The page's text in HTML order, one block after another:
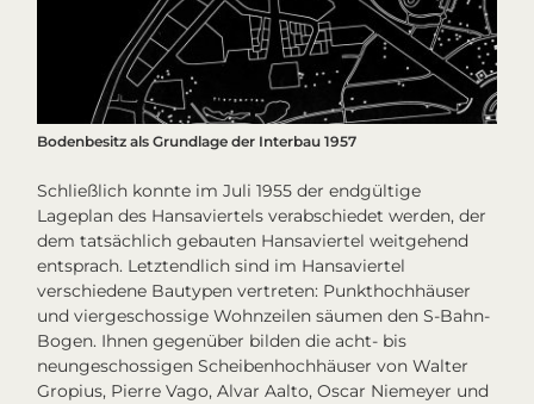
Bodenbesitz als Grundlage der Interbau 1957
Schließlich konnte im Juli 1955 der endgültige
Lageplan des Hansaviertels verabschiedet werden, der
dem tatsächlich gebauten Hansaviertel weitgehend
entsprach. Letztendlich sind im Hansaviertel
verschiedene Bautypen vertreten: Punkthochhäuser
und viergeschossige Wohnzeilen säumen den S-Bahn-
Bogen. Ihnen gegenüber bilden die acht- bis
neungeschossigen Scheibenhochhäuser von Walter
Gropius, Pierre Vago, Alvar Aalto, Oscar Niemeyer und